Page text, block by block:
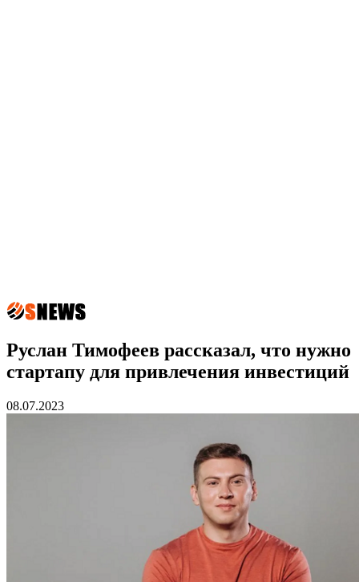
Руслан Тимофеев рассказал, что нужно
стартапу для привлечения инвестиций
08.07.2023